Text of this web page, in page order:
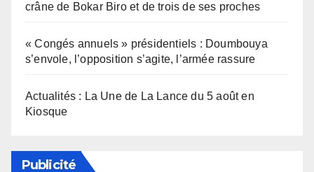
crâne de Bokar Biro et de trois de ses proches
« Congés annuels » présidentiels : Doumbouya
s’envole, l’opposition s’agite, l’armée rassure
Actualités : La Une de La Lance du 5 août en
Kiosque
Publicité